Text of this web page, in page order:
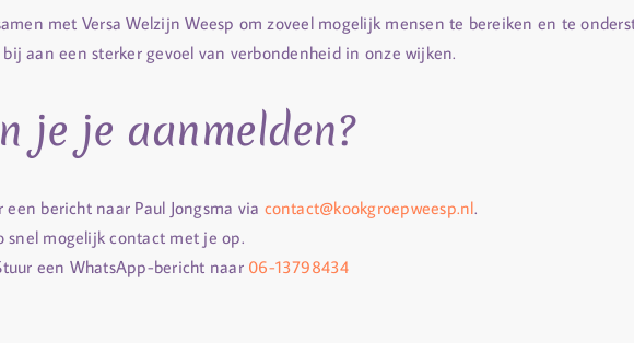
met Versa Welzijn Weesp om zoveel mogelijk mensen te bereiken en te
aan een sterker gevoel van verbondenheid in onze wijken.
je je aanmelden?
een bericht naar Paul Jongsma via contact@kookgroepweesp.nl.
snel mogelijk contact met je op.
een WhatsApp-bericht naar 06-13798434